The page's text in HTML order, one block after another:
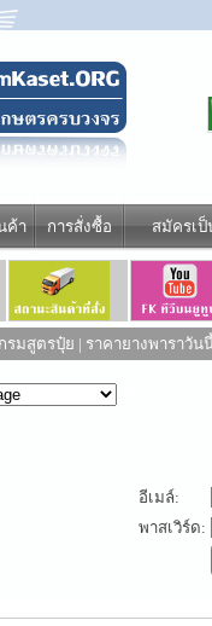
ค้า การสั่งซื้อ สมัครเ
รมสูตรปุ๋ย | ราคายางพาราวัน
อีเมล์:
พาสเวิร์ด: